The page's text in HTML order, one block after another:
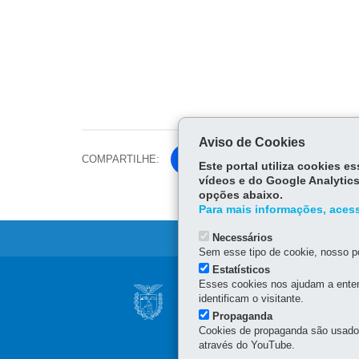
COMPARTILHE:
Fa
ce
bo
ok
Tw
itt
Navegação
principal
HOSPITAL DR.
Rua das Orquídeas, 75 -
Londrina-PR MAPA
Aviso de Cookies
Este portal utiliza cookies
vídeos e do Google
opções abaixo.
Para mais informações,
Necessários
Sem esse tipo de cookie, nosso
Estatísticos
Esses cookies nos ajudam a
identificam o visitante.
Propaganda
Cookies de propaganda são
através do YouTube.